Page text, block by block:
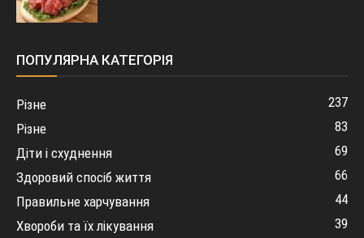
ПОПУЛЯРНА КАТЕГОРІЯ
Різне
237
Різне
83
Діти і схуднення
69
Здоровий спосіб життя
66
Правильне харчування
44
Хвороби та їх лікування
39